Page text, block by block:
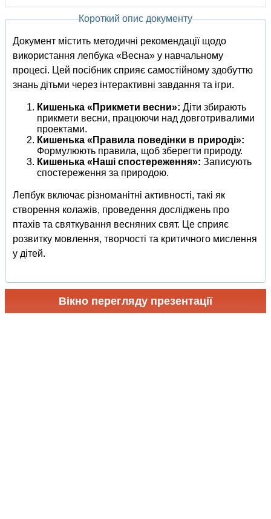
Короткий опис документу
Документ містить методичні рекомендації щодо
використання лепбука «Весна» у навчальному
процесі. Цей посібник сприяє самостійному здобуттю
знань дітьми через інтерактивні завдання та ігри.
Кишенька «Прикмети весни»: Діти збирають
прикмети весни, працюючи над довготривалими
проектами.
Кишенька «Правила поведінки в природі»:
Формулюють правила, щоб зберегти природу.
Кишенька «Наші спостереження»: Записують
спостереження за природою.
Лепбук включає різноманітні активності, такі як
створення колажів, проведення досліджень про
птахів та святкування весняних свят. Це сприяє
розвитку мовлення, творчості та критичного мислення
у дітей.
Вікно перегляду презентації